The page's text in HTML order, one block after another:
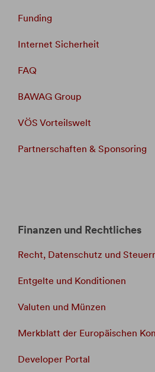
Funding
Internet Sicherheit
FAQ
BAWAG Group
VÖS Vorteilswelt
Partnerschaften & Sponsoring
Finanzen und Rechtliches
Recht, Datenschutz und
Entgelte und Konditionen
Valuten und Münzen
Merkblatt der Europäischen
Developer Portal